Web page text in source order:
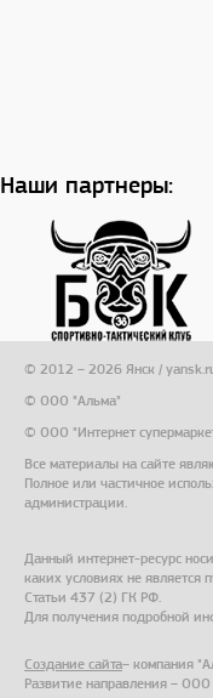
Наши партнеры:
© 2012 – 2026 Янск /
© ООО "Альма"
© ООО "Интернет
Все материалы на сайте
Полное или частичное
администрации.
Данный интернет-ресурс
каких условиях не
Статьи 437 (2) ГК РФ.
Для получения подробной
Создание сайта– компания
Развитие направления –